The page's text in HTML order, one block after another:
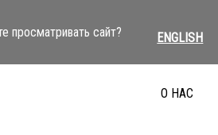
просматривать сайт? ENGLISH
О НАС